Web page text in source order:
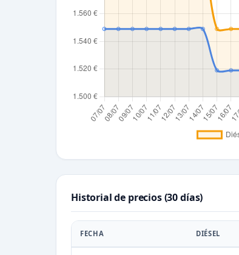
Historial de precios (30 días)
FECHA DIÉSEL